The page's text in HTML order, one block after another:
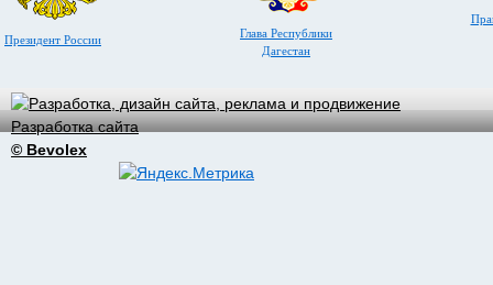
Президент России
Глава Республики
Дагестан
Разработка сайта
© Bevolex